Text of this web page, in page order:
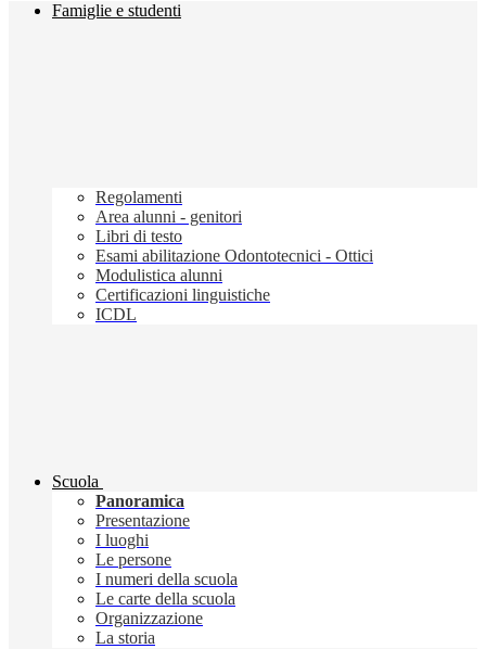
Famiglie e studenti
Regolamenti
Area alunni - genitori
Libri di testo
Esami abilitazione Odontotecnici - Ottici
Modulistica alunni
Certificazioni linguistiche
ICDL
Scuola
Panoramica
Presentazione
I luoghi
Le persone
I numeri della scuola
Le carte della scuola
Organizzazione
La storia